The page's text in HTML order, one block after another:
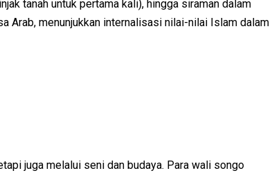
tanah untuk pertama kali), hingga siraman dalam
Arab, menunjukkan internalisasi nilai-nilai Islam dalam
juga melalui seni dan budaya. Para wali songo